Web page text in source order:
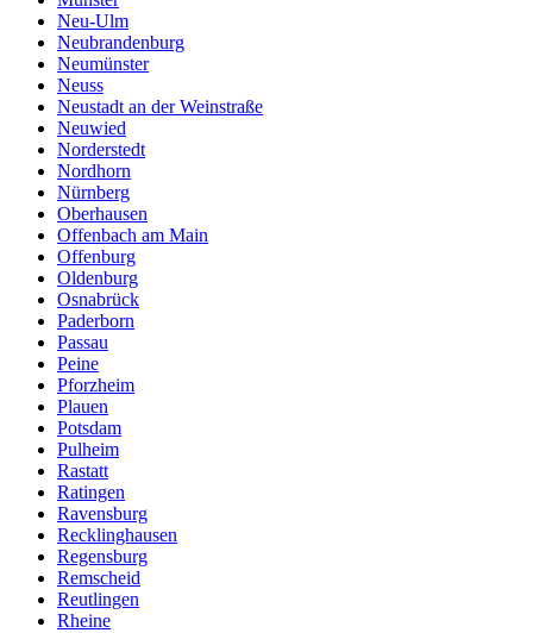
Neu-Ulm
Neubrandenburg
Neumünster
Neuss
Neustadt an der Weinstraße
Neuwied
Norderstedt
Nordhorn
Nürnberg
Oberhausen
Offenbach am Main
Offenburg
Oldenburg
Osnabrück
Paderborn
Passau
Peine
Pforzheim
Plauen
Potsdam
Pulheim
Rastatt
Ratingen
Ravensburg
Recklinghausen
Regensburg
Remscheid
Reutlingen
Rheine